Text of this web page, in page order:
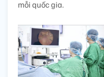
mỗi quốc gia.